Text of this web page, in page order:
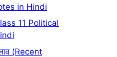
in Hindi
11 Political
(Recent